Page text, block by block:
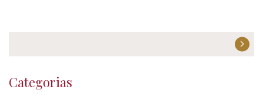
Categorias